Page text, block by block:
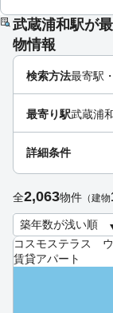
武蔵浦和駅が
物情報
コスモステラス ウ
賃貸アパート
検索方法最寄駅
最寄り駅武蔵浦
詳細条件
全2,063物件 （建物